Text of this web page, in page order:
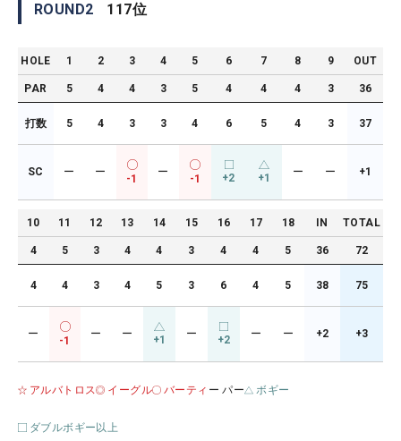
ROUND2 117位
HOLE 1 2 3 4 5 6 7 8 9 OUT
PAR 5 4 4 3 5 4 4 4 3 36
打数 5 4 3 3 4 6 5 4 3 37
SC ー ー
-1
ー
-1 +2 +1 ー ー +1
10 11 12 13 14 15 16 17 18 IN TOTAL
4 5 3 4 4 3 4 4 5 36 72
4 4 3 4 5 3 6 4 5 38 75
ー
-1
ー ー +1 ー +2 ー ー +2 +3
アルバトロス イーグル バーティ ー パー ボギー
ダブルボギー以上